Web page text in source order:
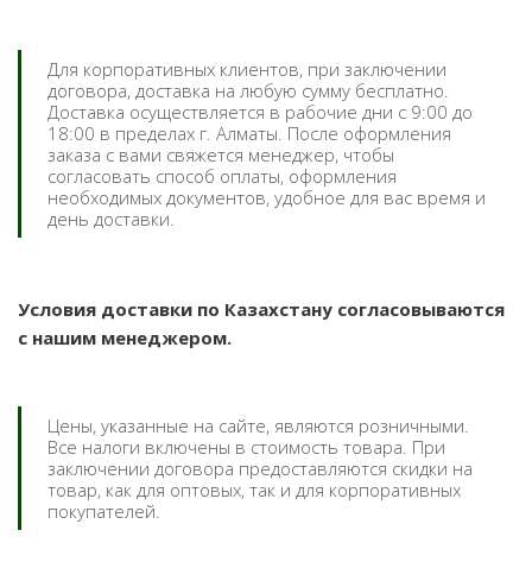
Для корпоративных клиентов, при заключении
договора, доставка на любую сумму бесплатно.
Доставка осуществляется в рабочие дни с 9:00 до
18:00 в пределах г. Алматы. После оформления
заказа с вами свяжется менеджер, чтобы
согласовать способ оплаты, оформления
необходимых документов, удобное для вас время и
день доставки.
Условия доставки по Казахстану согласовываются
с нашим менеджером.
Цены, указанные на сайте, являются розничными.
Все налоги включены в стоимость товара. При
заключении договора предоставляются скидки на
товар, как для оптовых, так и для корпоративных
покупателей.